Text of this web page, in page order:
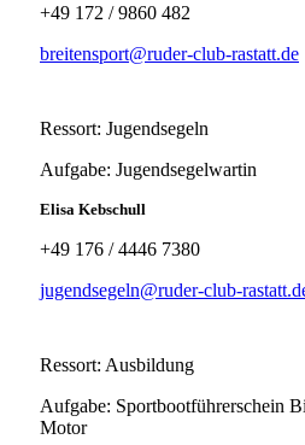
+49 172 / 9860 482
breitensport@ruder-club-rastatt.de
Ressort: Jugendsegeln
Aufgabe: Jugendsegelwartin
Elisa Kebschull
+49 176 / 4446 7380
jugendsegeln@ruder-club-
Ressort: Ausbildung
Aufgabe: Sportbootführerschein
Motor